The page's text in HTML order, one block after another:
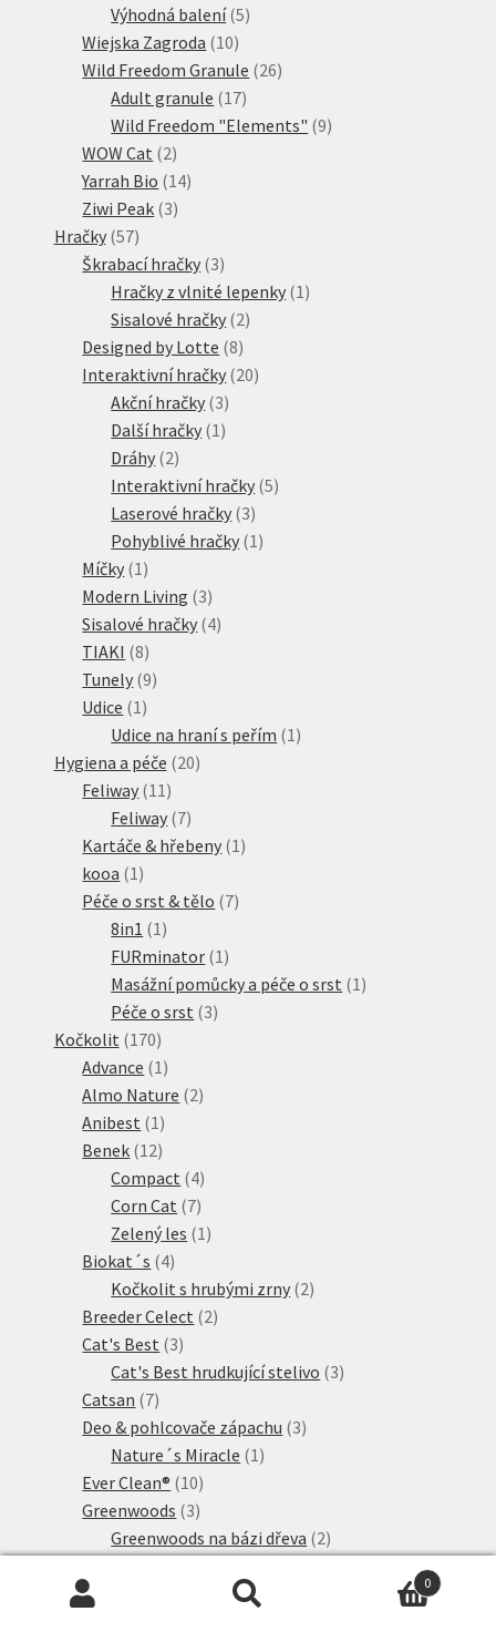
produkty
Výhodná balení 55
Wiejska Zagroda 1010
produktů
Wild Freedom Granule 2626
Adult granule 1717
produktů
Wild Freedom "Elements" 99
WOW Cat 22
produkty
Yarrah Bio 1414
Ziwi Peak 33
Hračky 5757
produktů
Škrabací hračky 33
produkty
Hračky z vlnité lepenky 1 1
Sisalové hračky 22
Designed by Lotte 88
produktů
Interaktivní hračky 2020
Akční hračky 33
produkty
Další hračky 1 1
Dráhy 22
produkty
Interaktivní hračky 55
Laserové hračky 33
produkty
Pohyblivé hračky 1 1
Míčky 1 1
produkt
Modern Living 33
produkty
Sisalové hračky 44
TIAKI 88
produktů
Tunely 99
Udice 1 1
produkt
Udice na hraní s peřím 1 1
Hygiena a péče 2020
Feliway 11 11
produktů
Feliway 77
produktů
Kartáče & hřebeny 1 1
kooa 1 1
produkt
Péče o srst & tělo 77
8in1 1 1
produkt
FURminator 1 1
produkt
Masážní pomůcky a péče o srst 1 1
Péče o srst 33
Kočkolit 170170
produktů
Advance 1 1
produkt
Almo Nature 22
Anibest 1 1
produkt
Benek 1212
produktů
Compact 44
produkty
Corn Cat 77
produktů
Zelený les 1 1
Biokat´s 44
produkty
Kočkolit s hrubými zrny 22
Breeder Celect 22
Cat's Best 33
produkty
Cat's Best hrudkující stelivo 33
Catsan 77
produktů
Deo & pohlcovače zápachu 33
Nature´s Miracle 1 1
Ever Clean® 1010
produktů
Greenwoods 33
produkty
Greenwoods na bázi dřeva 22
produkt
Hrudkující stelivo 1818
0